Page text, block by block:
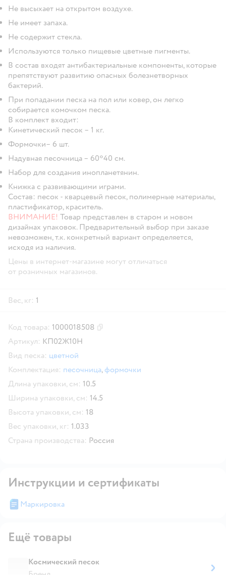
Не высыхает на открытом воздухе.
Не имеет запаха.
Не содержит стекла.
Используются только пищевые цветные пигменты.
В состав входят антибактериальные компоненты, которые
препятствуют развитию опасных болезнетворных
бактерий.
При попадании песка на пол или ковер, он легко
собирается комочком песка.
В комплект входит:
Кинетический песок – 1 кг.
Формочки– 6 шт.
Надувная песочница – 60*40 см.
Набор для создания инопланетянин.
Книжка с развивающими играми.
Состав: песок - кварцевый песок, полимерные материалы,
пластификатор, краситель.
ВНИМАНИЕ! Товар представлен в старом и новом
дизайнах упаковок. Предварительный выбор при заказе
невозможен, т.к. конкретный вариант определяется,
исходя из наличия.
Цены в интернет-магазине могут отличаться
от розничных магазинов.
Вес, кг: 1
Код товара: 1000018508
Артикул: КП02Ж10Н
Вид песка: цветной
Комплектация: песочница, формочки
Длина упаковки, см: 10.5
Ширина упаковки, см: 14.5
Высота упаковки, см: 18
Вес упаковки, кг: 1.033
Страна производства: Россия
Инструкции и сертификаты
Маркировка
Ещё товары
Космический песок